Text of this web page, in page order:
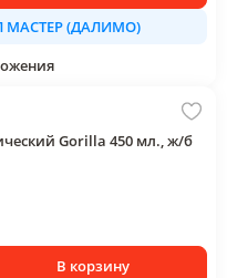
МАСТЕР (ДАЛИМО)
Gorilla 450 мл., ж/б
В корзину